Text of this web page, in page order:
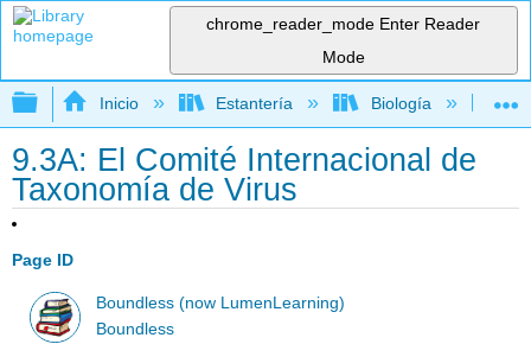
chrome_reader_mode Enter Reader
Mode
Expandir/contraer jerarquía global
Inicio Estantería Biología
9.3A: El Comité Internacional de
Taxonomía de Virus
Page ID
Boundless (now LumenLearning)
Boundless